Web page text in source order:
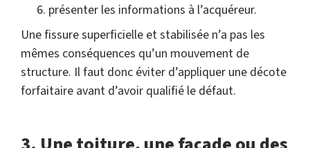
présenter les informations à l’acquéreur.
Une fissure superficielle et stabilisée n’a pas les
mêmes conséquences qu’un mouvement de
structure. Il faut donc éviter d’appliquer une décote
forfaitaire avant d’avoir qualifié le défaut.